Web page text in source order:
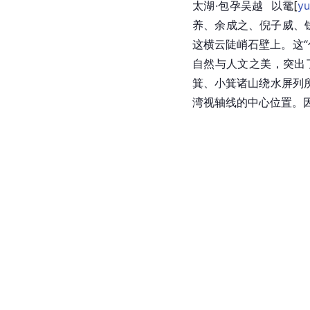
太湖·包孕吴越  以鼋[
养、余成之、倪子威、
这横云陡峭石壁上。这
自然与人文之美，突
箕、小箕诸山绕水屏列
湾视轴线的中心位置。